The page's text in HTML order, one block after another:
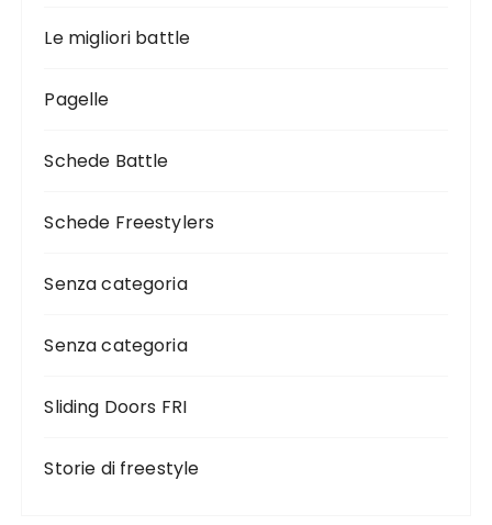
Le migliori battle
Pagelle
Schede Battle
Schede Freestylers
Senza categoria
Senza categoria
Sliding Doors FRI
Storie di freestyle